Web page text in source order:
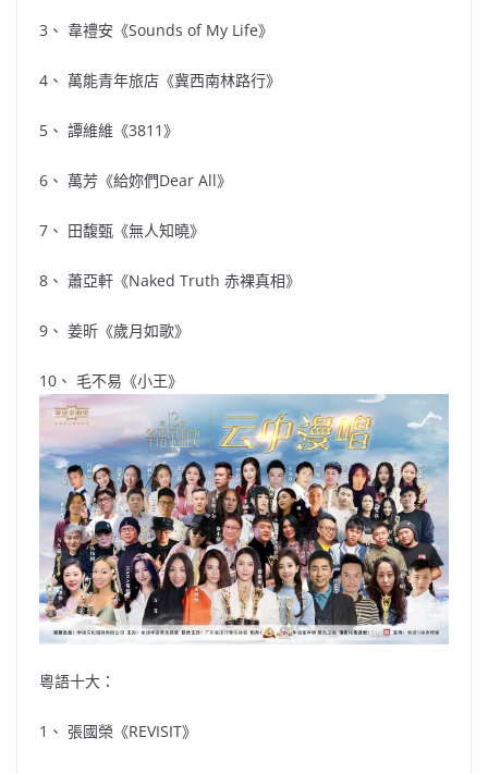
3、 韋禮安《Sounds of My Life》
4、 萬能青年旅店《冀西南林路行》
5、 譚維維《3811》
6、 萬芳《給妳們Dear All》
7、 田馥甄《無人知曉》
8、 蕭亞軒《Naked Truth 赤裸真相》
9、 姜昕《歲月如歌》
10、 毛不易《小王》
粵語十大：
1、 張國榮《REVISIT》